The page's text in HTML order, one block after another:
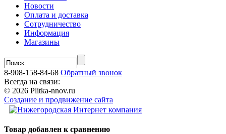
Новости
Оплата и доставка
Сотрудничество
Информация
Магазины
8-908-158-84-68 Обратный звонок
Всегда на связи:
© 2026 Plitka-nnov.ru
Создание и продвижение сайта
Товар добавлен к сравнению